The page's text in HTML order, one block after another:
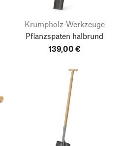
Krumpholz-Werkzeuge
Pflanzspaten halbrund
139,00 €